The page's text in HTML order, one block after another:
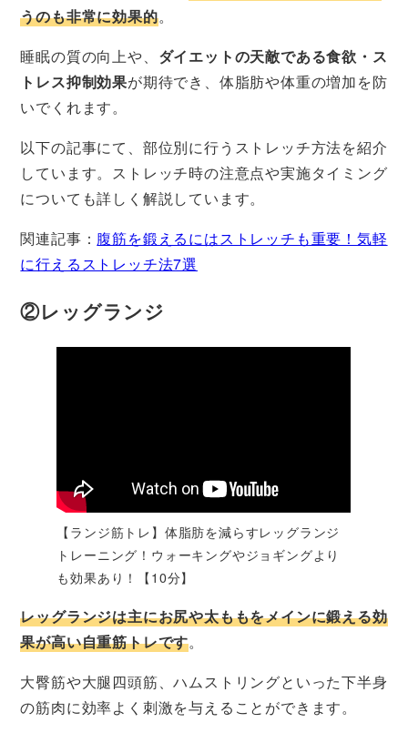
うのも非常に効果的。
睡眠の質の向上や、 ダイエットの天敵である食欲・ス
トレス抑制効果が期待でき、体脂肪や体重の増加を防
いでくれます。
以下の記事にて、部位別に行うストレッチ方法を紹介
しています。ストレッチ時の注意点や実施タイミング
についても詳しく解説しています。
関連記事： 腹筋を鍛えるにはストレッチも重要！気軽
に行えるストレッチ法7選
②レッグランジ
【ランジ筋トレ】体脂肪を減らすレッグランジ
トレーニング！ウォーキングやジョギングより
も効果あり！【10分】
レッグランジは主にお尻や太ももをメインに鍛える効
果が高い自重筋トレです。
大臀筋や大腿四頭筋、ハムストリングといった下半身
の筋肉に効率よく刺激を与えることができます。